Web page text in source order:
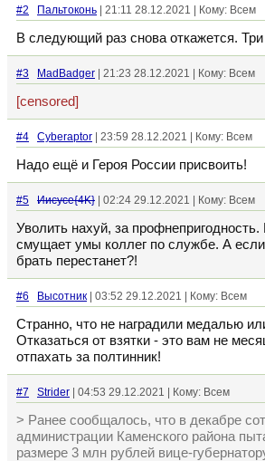
#2 Пальтоконь | 21:11 28.12.2021 | Кому: Всем
В следующий раз снова откажется.
#3 MadBadger | 21:23 28.12.2021 | Кому: Всем
[censored]
#4 Cyberaptor | 23:59 28.12.2021 | Кому: Всем
Надо ещё и Героя России присвоить!
#5 Иисусе{4K} | 02:24 29.12.2021 | Кому: Всем
Уволить нахуй, за профнепригодность.
смущает умы коллег по службе. А
брать перестанет?!
#6 Высотник | 03:52 29.12.2021 | Кому: Всем
Странно, что не наградили медалью
Отказаться от взятки - это вам не
отпахать за полтинник!
#7 Strider | 04:53 29.12.2021 | Кому: Всем
> Ранее сообщалось, что в декабре
администрации Каменского района
размере 3 млн рублей вице-